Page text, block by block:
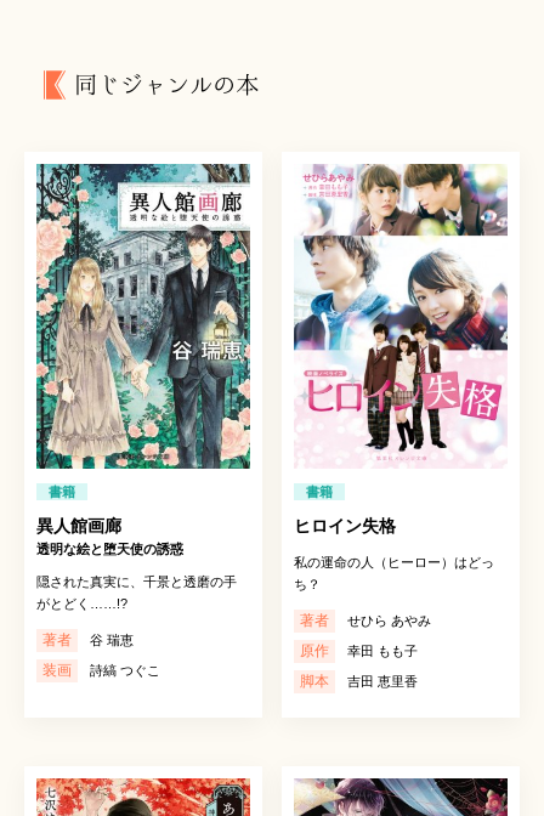
同じジャンルの本
書籍
異人館画廊
透明な絵と堕天使の誘惑
隠された真実に、千景と透磨の手
がとどく……!?
著者 谷 瑞恵
装画 詩縞 つぐこ
書籍
ヒロイン失格
私の運命の人（ヒーロー）はどっ
ち？
著者 せひら あやみ
原作 幸田 もも子
脚本 吉田 恵里香